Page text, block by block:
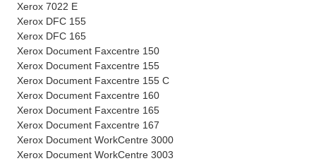
Xerox 7022 E
Xerox DFC 155
Xerox DFC 165
Xerox Document Faxcentre 150
Xerox Document Faxcentre 155
Xerox Document Faxcentre 155 C
Xerox Document Faxcentre 160
Xerox Document Faxcentre 165
Xerox Document Faxcentre 167
Xerox Document WorkCentre 3000
Xerox Document WorkCentre 3003